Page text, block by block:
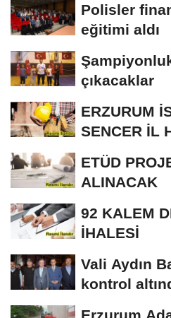
Polisler
eğitimi aldı
çıkacaklar
ERZURUM
SENCER İL
ONARIM...
ETÜD
ALINACAK
92 KALEM
İHALESİ
Vali Aydın
kontrol
Erzurum